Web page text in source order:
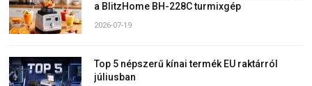
a BlitzHome BH-228C turmixgép
2026-07-19
Top 5 népszerű kínai termék EU raktárról
júliusban